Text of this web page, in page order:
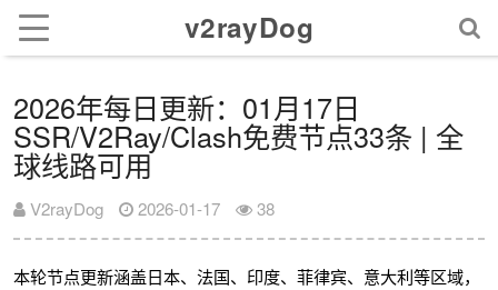
v2rayDog
2026年每日更新：01月17日
SSR/V2Ray/Clash免费节点33条 | 全
球线路可用
V2rayDog 2026-01-17 38
本轮节点更新涵盖日本、法国、印度、菲律宾、意大利等区域，